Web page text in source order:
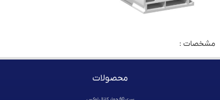
مشخصات :
محصولات